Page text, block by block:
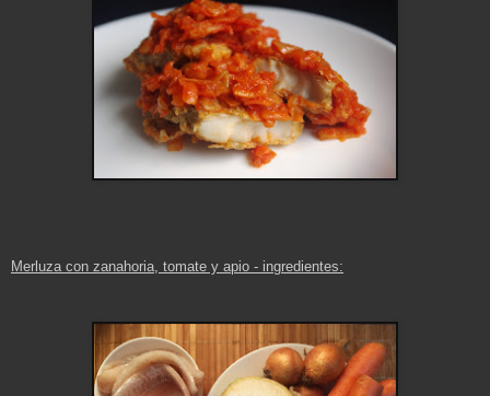
Merluza con zanahoria, tomate y apio - ingredientes: